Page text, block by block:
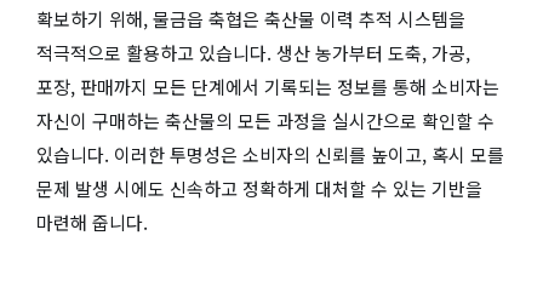
확보하기 위해, 물금읍 축협은 축산물 이력 추적 시스템을
적극적으로 활용하고 있습니다. 생산 농가부터 도축, 가공,
포장, 판매까지 모든 단계에서 기록되는 정보를 통해 소비자는
자신이 구매하는 축산물의 모든 과정을 실시간으로 확인할 수
있습니다. 이러한 투명성은 소비자의 신뢰를 높이고, 혹시 모를
문제 발생 시에도 신속하고 정확하게 대처할 수 있는 기반을
마련해 줍니다.